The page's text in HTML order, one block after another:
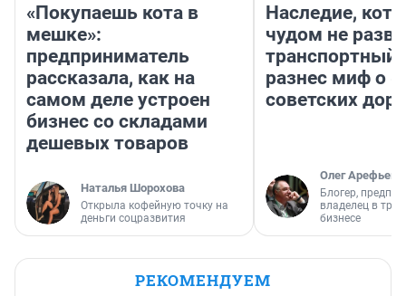
«Покупаешь кота в
мешке»:
предприниматель
рассказала, как на
самом деле устроен
бизнес со складами
дешевых товаров
Наталья Шорохова
Открыла кофейную точку на
деньги соцразвития
Наследие,
чудом не
транспортный
разнес миф о
советских
Олег Арефьев
Блогер,
владелец в
бизнесе
РЕКОМЕНДУЕМ